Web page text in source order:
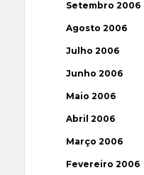
Setembro 2006
Agosto 2006
Julho 2006
Junho 2006
Maio 2006
Abril 2006
Março 2006
Fevereiro 2006